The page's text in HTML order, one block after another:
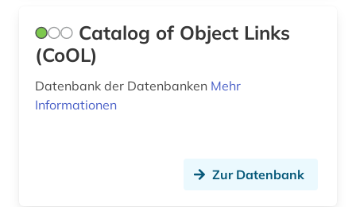
jüdische sozialdemokratische arbeiterpartei
(1)
jüdische studien (1)
Catalog of Object Links
(CoOL)
Datenbank der Datenbanken Mehr
Informationen
Zur Datenbank